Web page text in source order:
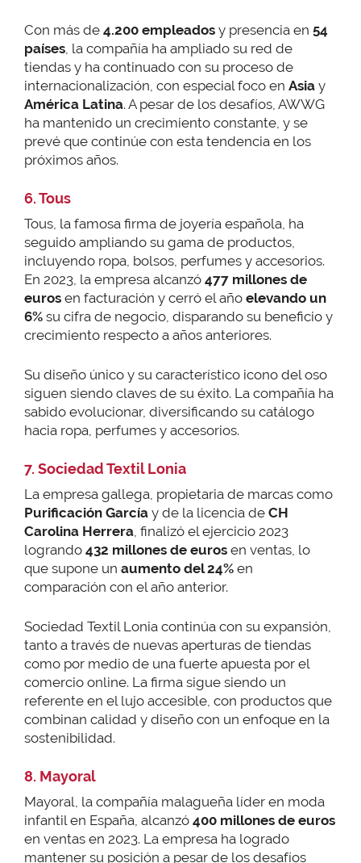
Con más de 4.200 empleados y presencia en 54
países , la compañía ha ampliado su red de
tiendas y ha continuado con su proceso de
internacionalización, con especial foco en Asia y
América Latina. A pesar de los desafíos, AWWG
ha mantenido un crecimiento constante, y se
prevé que continúe con esta tendencia en los
próximos años.
6. Tous
Tous, la famosa firma de joyería española, ha
seguido ampliando su gama de productos,
incluyendo ropa, bolsos, perfumes y accesorios.
En 2023, la empresa alcanzó 477 millones de
euros en facturación y cerró el año elevando un
6% su cifra de negocio, disparando su beneficio y
crecimiento respecto a años anteriores.
Su diseño único y su característico icono del oso
siguen siendo claves de su éxito. La compañía ha
sabido evolucionar, diversificando su catálogo
hacia ropa, perfumes y accesorios.
7. Sociedad Textil Lonia
La empresa gallega, propietaria de marcas como
Purificación García y de la licencia de CH
Carolina Herrera, finalizó el ejercicio 2023
logrando 432 millones de euros en ventas, lo
que supone un aumento del 24% en
comparación con el año anterior.
Sociedad Textil Lonia continúa con su expansión,
tanto a través de nuevas aperturas de tiendas
como por medio de una fuerte apuesta por el
comercio online. La firma sigue siendo un
referente en el lujo accesible, con productos que
combinan calidad y diseño con un enfoque en la
sostenibilidad.
8. Mayoral
Mayoral, la compañía malagueña líder en moda
infantil en España, alcanzó 400 millones de euros
en ventas en 2023. La empresa ha logrado
mantener su posición a pesar de los desafíos